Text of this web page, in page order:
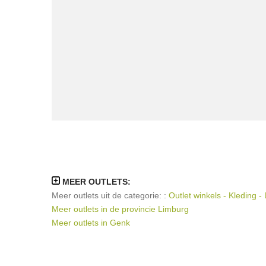
MEER OUTLETS:
Meer outlets uit de categorie: : Outlet winkels - Kleding -
Meer outlets in de provincie Limburg
Meer outlets in Genk